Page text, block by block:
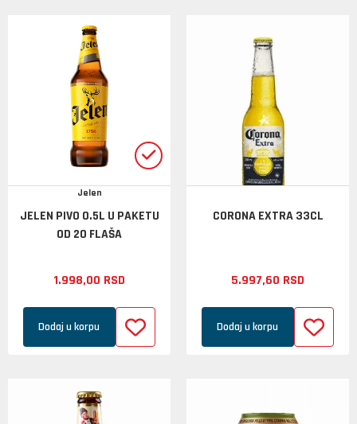
Jelen
JELEN PIVO 0.5L U PAKETU
OD 20 FLAŠA
1.998,00 RSD
Dodaj u korpu
CORONA EXTRA 33CL
5.997,60 RSD
Dodaj u korpu